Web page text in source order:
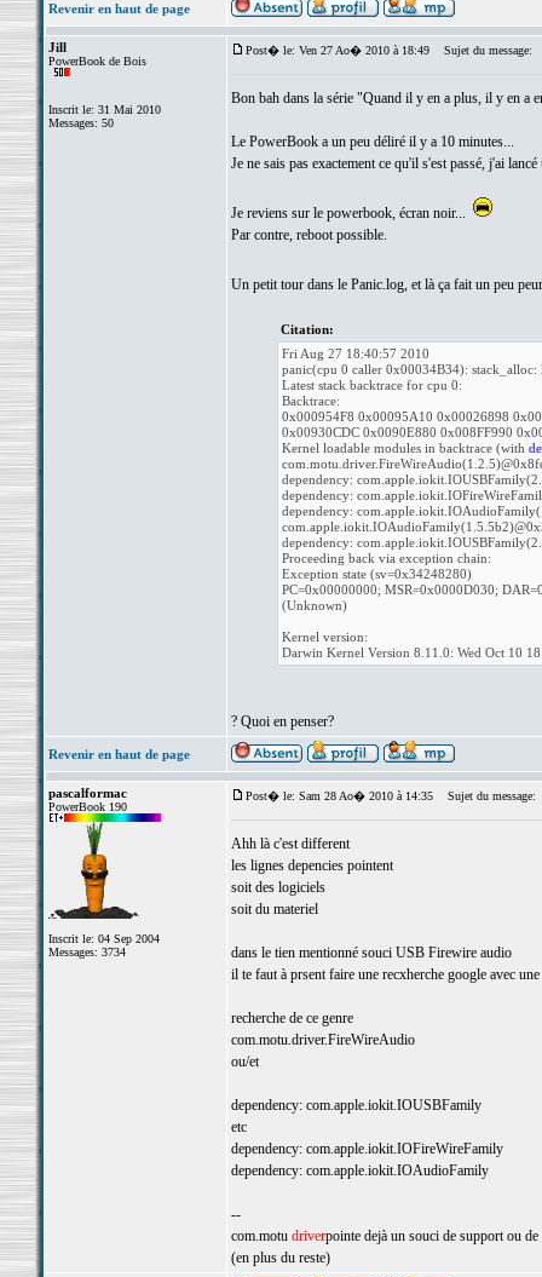
Revenir en haut de page
Jill
PowerBook de Bois
Inscrit le: 31 Mai 2010
Messages: 50
Post� le: Ven 27 Ao� 2010 à 18:49 Sujet du message:
Bon bah dans la série "Quand il y en a plus, il y en a
Le PowerBook a un peu déliré il y a 10 minutes...
Je ne sais pas exactement ce qu'il s'est passé, j'ai
Je reviens sur le powerbook, écran noir...
Par contre, reboot possible.
Un petit tour dans le Panic.log, et là ça fait un peu
Citation:
Fri Aug 27 18:40:57 2010
panic(cpu 0 caller 0x00034B34): stack_alloc:
Latest stack backtrace for cpu 0:
Backtrace:
0x000954F8 0x00095A10 0x00026898
0x00930CDC 0x0090E880 0x008FF990
Kernel loadable modules in backtrace (with
dependency:
dependency:
dependency:
dependency:
Proceeding back via exception chain:
Exception state (sv=0x34248280)
PC=0x00000000; MSR=0x0000D030;
(Unknown)
Kernel version:
Darwin Kernel Version 8.11.0: Wed Oct 10
? Quoi en penser?
Revenir en haut de page
pascalformac
PowerBook 190
Inscrit le: 04 Sep 2004
Messages: 3734
Post� le: Sam 28 Ao� 2010 à 14:35 Sujet du message:
Ahh là c'est different
les lignes depencies pointent
soit des logiciels
soit du materiel
dans le tien mentionné souci USB Firewire audio
il te faut à prsent faire une recxherche google avec
recherche de ce genre
com.motu.driver.FireWireAudio
ou/et
dependency: com.apple.iokit.IOUSBFamily
etc
dependency: com.apple.iokit.IOFireWireFamily
dependency: com.apple.iokit.IOAudioFamily
--
com.motu driverpointe dejà un souci de support ou de
(en plus du reste)